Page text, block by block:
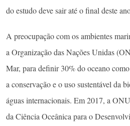
do estudo deve sair até o final deste
A preocupação com os ambientes
a Organização das Nações Unidas
Mar, para definir 30% do oceano
a conservação e o uso sustentável da
águas internacionais. Em 2017, a
da Ciência Oceânica para o